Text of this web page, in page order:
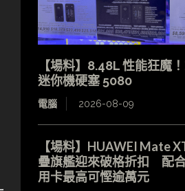
【場料】8.48L 性能狂魔
迷你機硬塞 5080
電腦 2026-08-09
【場料】HUAWEI Mate
疊旗艦迎來破格折扣 配
用卡最高可慳逾萬元